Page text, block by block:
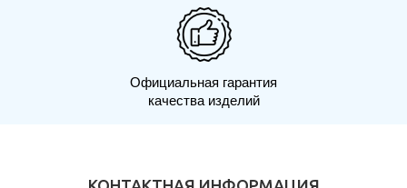
Официальная гарантия
качества изделий